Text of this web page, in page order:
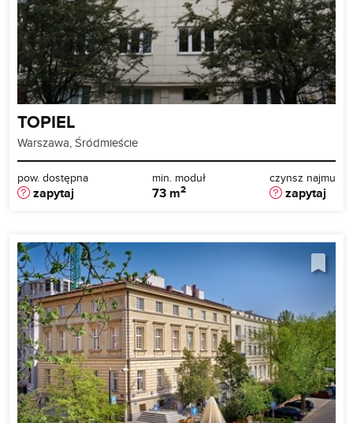
TOPIEL
Warszawa, Śródmieście
pow. dostępna
zapytaj
min. moduł
73 m2
czynsz najmu
zapytaj